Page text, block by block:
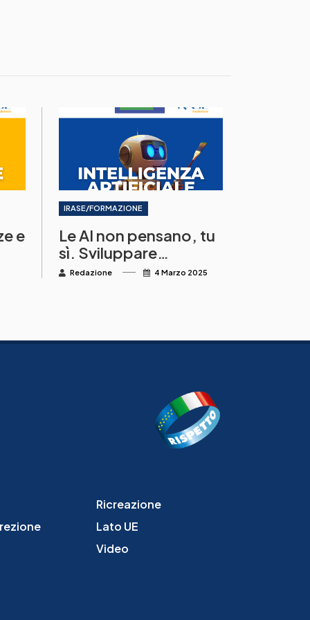
e
IRASE/FORMAZIONE
Le AI non pensano, tu
sì. Sviluppare
comportamenti
Redazione 4 Marzo 2025
Ricreazione
Lato UE
Video